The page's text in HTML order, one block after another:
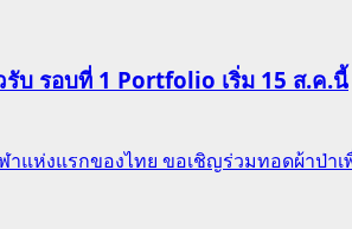
รับ รอบที่ 1 Portfolio เริ่ม 15 ส.ค.นี้
าแห่งแรกของไทย ขอเชิญร่วมทอดผ้าป่